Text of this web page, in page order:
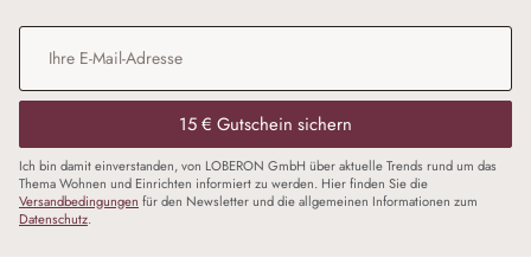
E-Mail-Adresse
15 € Gutschein sichern
Ich bin damit einverstanden, von LOBERON GmbH über aktuelle Trends rund um das
Thema Wohnen und Einrichten informiert zu werden. Hier finden Sie die
Versandbedingungen für den Newsletter und die allgemeinen Informationen zum
Datenschutz.